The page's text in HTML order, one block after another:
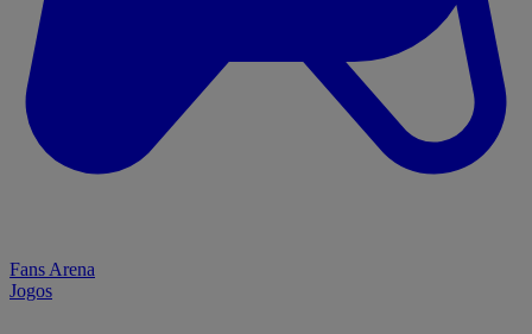
Fans Arena
Jogos